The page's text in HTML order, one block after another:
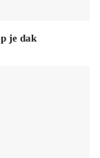
je dak